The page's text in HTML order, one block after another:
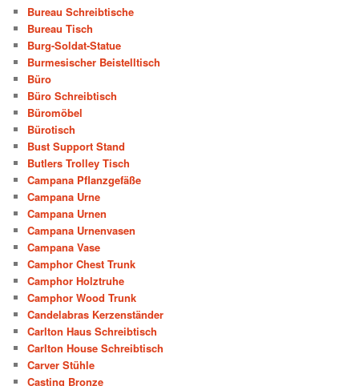
Bureau Schreibtische
Bureau Tisch
Burg-Soldat-Statue
Burmesischer Beistelltisch
Büro
Büro Schreibtisch
Büromöbel
Bürotisch
Bust Support Stand
Butlers Trolley Tisch
Campana Pflanzgefäße
Campana Urne
Campana Urnen
Campana Urnenvasen
Campana Vase
Camphor Chest Trunk
Camphor Holztruhe
Camphor Wood Trunk
Candelabras Kerzenständer
Carlton Haus Schreibtisch
Carlton House Schreibtisch
Carver Stühle
Casting Bronze